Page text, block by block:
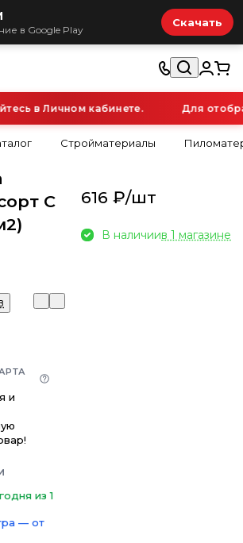
в Google Play
Скачать
в Личном кабинете. Для
Стройматериалы
С
и
из 1
— от
616 ₽/шт
В наличиив 1 магазине